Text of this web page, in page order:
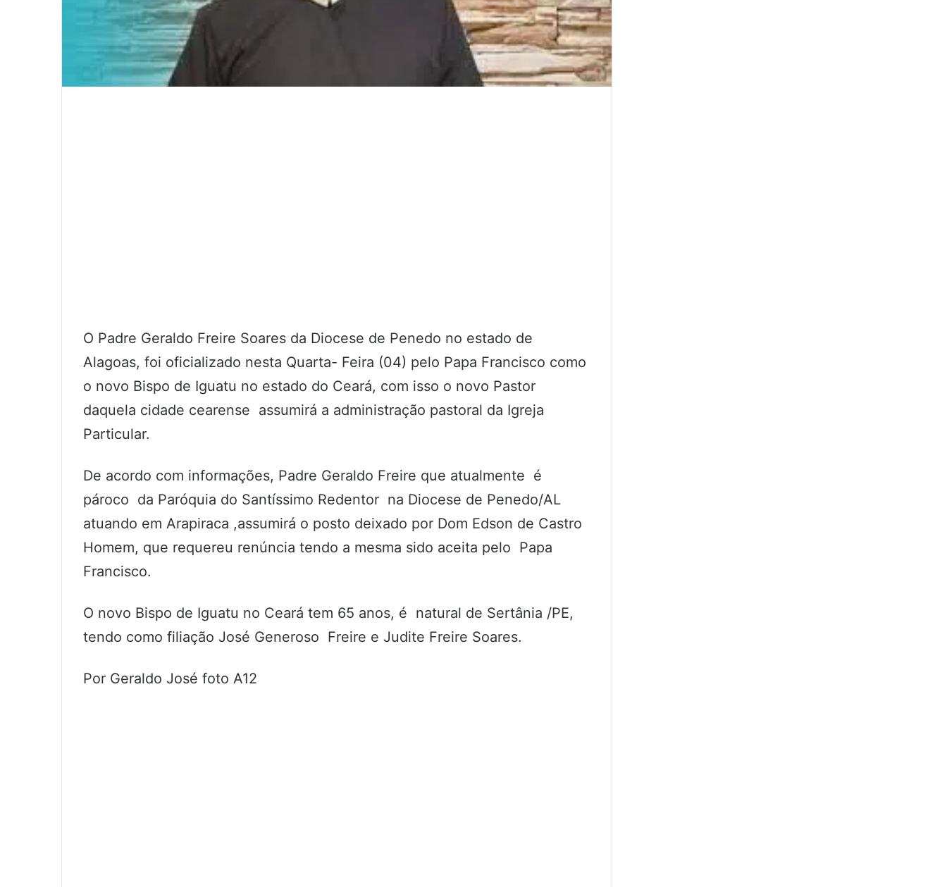
O Padre Geraldo Freire Soares da Diocese de Penedo no estado de
Alagoas, foi oficializado nesta Quarta- Feira (04) pelo Papa Francisco como
o novo Bispo de Iguatu no estado do Ceará, com isso o novo Pastor
daquela cidade cearense assumirá a administração pastoral da Igreja
Particular.
De acordo com informações, Padre Geraldo Freire que atualmente é
pároco da Paróquia do Santíssimo Redentor na Diocese de Penedo/AL
atuando em Arapiraca ,assumirá o posto deixado por Dom Edson de Castro
Homem, que requereu renúncia tendo a mesma sido aceita pelo Papa
Francisco.
O novo Bispo de Iguatu no Ceará tem 65 anos, é natural de Sertânia /PE,
tendo como filiação José Generoso Freire e Judite Freire Soares.
Por Geraldo José foto A12